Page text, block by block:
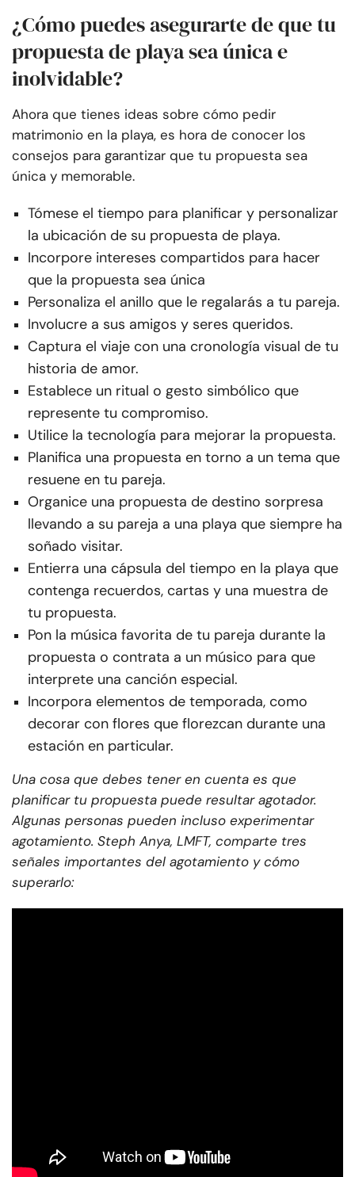
¿Cómo puedes asegurarte de que tu
propuesta de playa sea única e
inolvidable?
Ahora que tienes ideas sobre cómo pedir
matrimonio en la playa, es hora de conocer los
consejos para garantizar que tu propuesta sea
única y memorable.
Tómese el tiempo para planificar y personalizar
la ubicación de su propuesta de playa.
Incorpore intereses compartidos para hacer
que la propuesta sea única
Personaliza el anillo que le regalarás a tu pareja.
Involucre a sus amigos y seres queridos.
Captura el viaje con una cronología visual de tu
historia de amor.
Establece un ritual o gesto simbólico que
represente tu compromiso.
Utilice la tecnología para mejorar la propuesta.
Planifica una propuesta en torno a un tema que
resuene en tu pareja.
Organice una propuesta de destino sorpresa
llevando a su pareja a una playa que siempre ha
soñado visitar.
Entierra una cápsula del tiempo en la playa que
contenga recuerdos, cartas y una muestra de
tu propuesta.
Pon la música favorita de tu pareja durante la
propuesta o contrata a un músico para que
interprete una canción especial.
Incorpora elementos de temporada, como
decorar con flores que florezcan durante una
estación en particular.
Una cosa que debes tener en cuenta es que
planificar tu propuesta puede resultar agotador.
Algunas personas pueden incluso experimentar
agotamiento. Steph Anya, LMFT, comparte tres
señales importantes del agotamiento y cómo
superarlo: